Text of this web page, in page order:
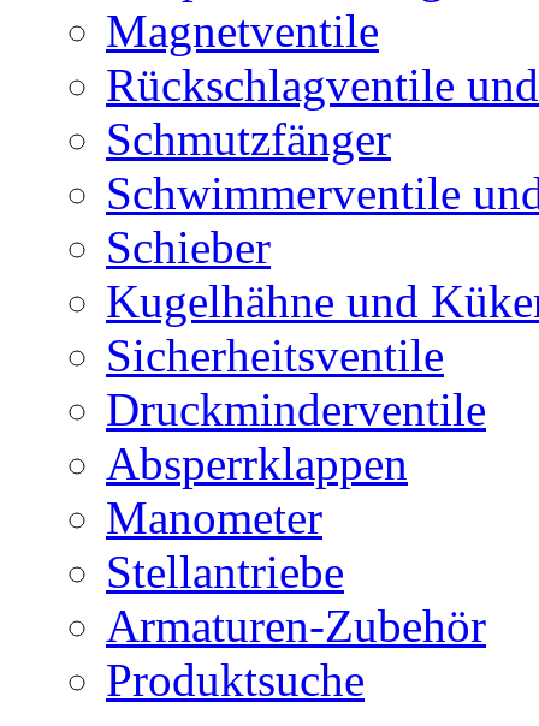
Magnetventile
Rückschlagventile
Schmutzfänger
Schwimmerventile
Schieber
Kugelhähne und
Sicherheitsventile
Druckminderventile
Absperrklappen
Manometer
Stellantriebe
Armaturen-Zubehör
Produktsuche